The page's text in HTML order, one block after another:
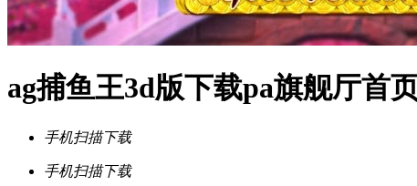
ag捕鱼王3d版下载pa旗舰厅首
手机扫描下载
手机扫描下载